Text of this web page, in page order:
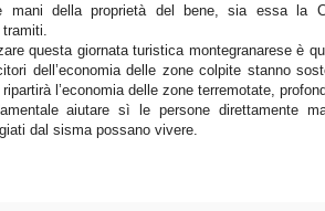
mani della proprietà del bene, sia essa la
questa giornata turistica montegranarese è
dell’economia delle zone colpite stanno
l’economia delle zone terremotate,
aiutare sì le persone direttamente
dal sisma possano vivere.